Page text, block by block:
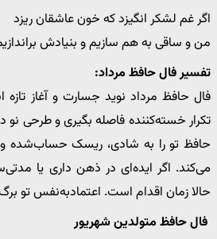
اگر غم لشکر انگیزد که خون عاشقان ریزد
من و ساقی به هم سازیم و بنیادش
تفسیر فال حافظ مرداد:
فال حافظ مرداد نوید جسارت و آغاز
تکرار خسته‌کننده فاصله بگیری و طرحی نو
حافظ تو را به شادی، ریسک حساب‌شده
می‌کند. اگر ایده‌ای در ذهن داری یا
حالا زمان اقدام است. اعتمادبه‌نفس تو
فال حافظ متولدین شهریور